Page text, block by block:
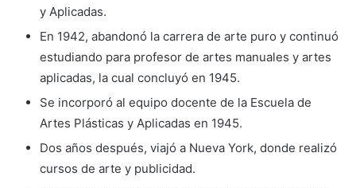
y Aplicadas.
En 1942, abandonó la carrera de arte puro y continuó
estudiando para profesor de artes manuales y artes
aplicadas, la cual concluyó en 1945.
Se incorporó al equipo docente de la Escuela de
Artes Plásticas y Aplicadas en 1945.
Dos años después, viajó a Nueva York, donde realizó
cursos de arte y publicidad.